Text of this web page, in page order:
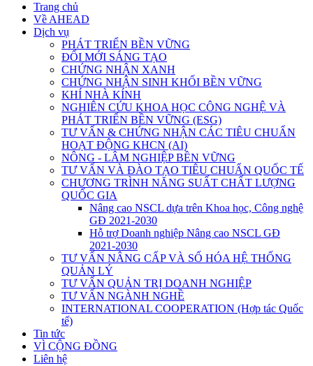
Trang chủ
Về AHEAD
Dịch vụ
PHÁT TRIỂN BỀN VỮNG
ĐỔI MỚI SÁNG TẠO
CHỨNG NHẬN XANH
CHỨNG NHẬN SINH KHỐI BỀN VỮNG
KHÍ NHÀ KÍNH
NGHIÊN CỨU KHOA HỌC CÔNG NGHỆ VÀ
PHÁT TRIỂN BỀN VỮNG (ESG)
TƯ VẤN & CHỨNG NHẬN CÁC TIÊU CHUẨN
HOẠT ĐỘNG KHCN (AI)
NÔNG - LÂM NGHIỆP BỀN VỮNG
TƯ VẤN VÀ ĐÀO TẠO TIÊU CHUẨN QUỐC TẾ
CHƯƠNG TRÌNH NĂNG SUẤT CHẤT LƯỢNG
QUỐC GIA
Nâng cao NSCL dựa trên Khoa học, Công nghệ
GĐ 2021-2030
Hỗ trợ Doanh nghiệp Nâng cao NSCL GĐ
2021-2030
TƯ VẤN NÂNG CẤP VÀ SỐ HÓA HỆ THỐNG
QUẢN LÝ
TƯ VẤN QUẢN TRỊ DOANH NGHIỆP
TƯ VẤN NGÀNH NGHỀ
INTERNATIONAL COOPERATION (Hợp tác Quốc
tế)
Tin tức
VÌ CỘNG ĐỒNG
Liên hệ